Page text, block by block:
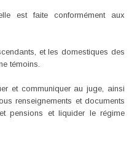
est faite conformément aux
et les domestiques des
témoins.
et communiquer au juge, ainsi
renseignements et documents
pensions et liquider le régime